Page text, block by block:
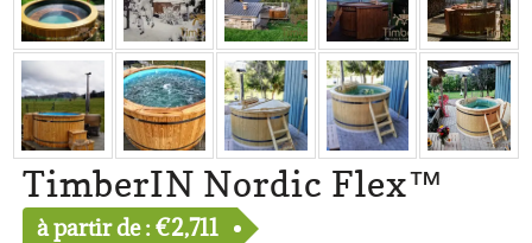
TimberIN Nordic Flex™
à partir de :€2,711